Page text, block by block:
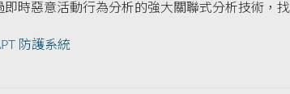
即時惡意活動行為分析的強大關聯式分析技術，
防護系統